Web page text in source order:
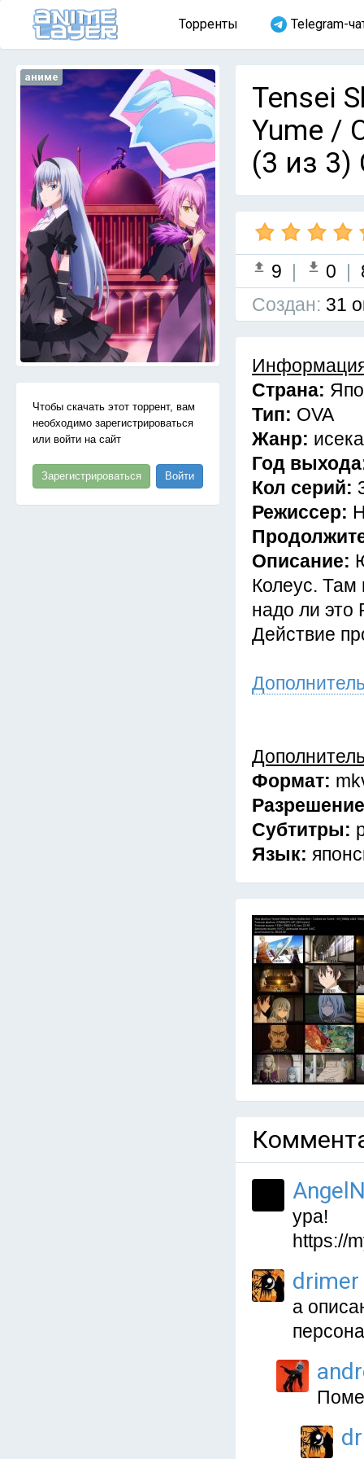
Торренты Telegram-
аниме
Чтобы скачать этот торрент, вам
необходимо зарегистрироваться
или войти на сайт
Зарегистрироваться Войти
Tensei
Yume /
(3 из 3)
9 | 0 |
Cоздан: 31
Страна:
Тип: OVA
Жанр:
Год
Кол серий:
Режиссер:
Описание:
Колеус. Там
надо ли это
Действие
Формат:
Субтитры:
Язык:
ура!
https://
drimer
а